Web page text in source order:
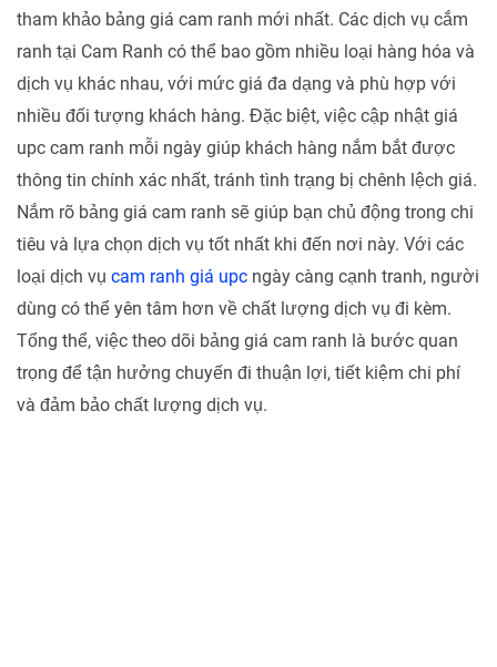
tham khảo bảng giá cam ranh mới nhất. Các dịch vụ cắm
ranh tại Cam Ranh có thể bao gồm nhiều loại hàng hóa và
dịch vụ khác nhau, với mức giá đa dạng và phù hợp với
nhiều đối tượng khách hàng. Đặc biệt, việc cập nhật giá
upc cam ranh mỗi ngày giúp khách hàng nắm bắt được
thông tin chính xác nhất, tránh tình trạng bị chênh lệch giá.
Nắm rõ bảng giá cam ranh sẽ giúp bạn chủ động trong chi
tiêu và lựa chọn dịch vụ tốt nhất khi đến nơi này. Với các
loại dịch vụ cam ranh giá upc ngày càng cạnh tranh, người
dùng có thể yên tâm hơn về chất lượng dịch vụ đi kèm.
Tổng thể, việc theo dõi bảng giá cam ranh là bước quan
trọng để tận hưởng chuyến đi thuận lợi, tiết kiệm chi phí
và đảm bảo chất lượng dịch vụ.